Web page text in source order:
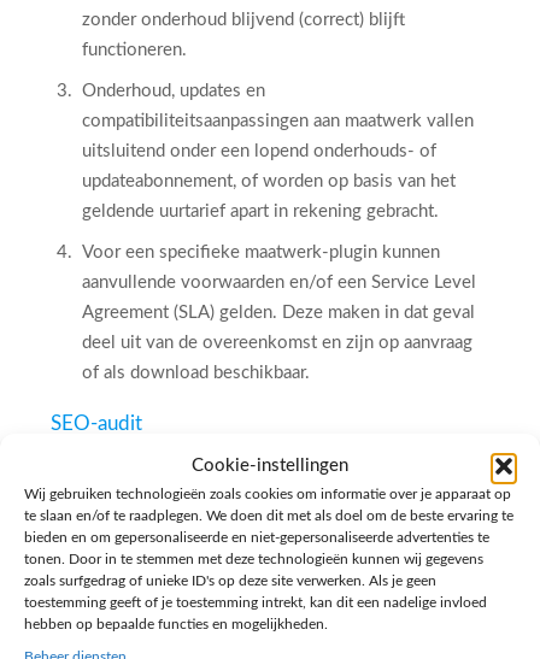
Cookie-instellingen
Wij gebruiken technologieën zoals cookies om informatie over je apparaat op
te slaan en/of te raadplegen. We doen dit met als doel om de beste ervaring te
bieden en om gepersonaliseerde en niet-gepersonaliseerde advertenties te
tonen. Door in te stemmen met deze technologieën kunnen wij gegevens
zoals surfgedrag of unieke ID's op deze site verwerken. Als je geen
toestemming geeft of je toestemming intrekt, kan dit een nadelige invloed
hebben op bepaalde functies en mogelijkheden.
zonder onderhoud blijvend (correct) blijft
functioneren.
Onderhoud, updates en
compatibiliteitsaanpassingen aan maatwerk vallen
uitsluitend onder een lopend onderhouds- of
updateabonnement, of worden op basis van het
geldende uurtarief apart in rekening gebracht.
Voor een specifieke maatwerk-plugin kunnen
aanvullende voorwaarden en/of een Service Level
Agreement (SLA) gelden. Deze maken in dat geval
deel uit van de overeenkomst en zijn op aanvraag
of als download beschikbaar.
SEO-audit
Een SEO-audit bevat aanbevelingen en adviezen;
het is geen kant-en-klare werkwijze. De geboden
tips zijn aanbevelingen.
De in de audit genoemde aanpassingen dienen door
een ter zake kundige expert te worden uitgevoerd.
Onjuiste toepassing van de aanbevelingen, of het